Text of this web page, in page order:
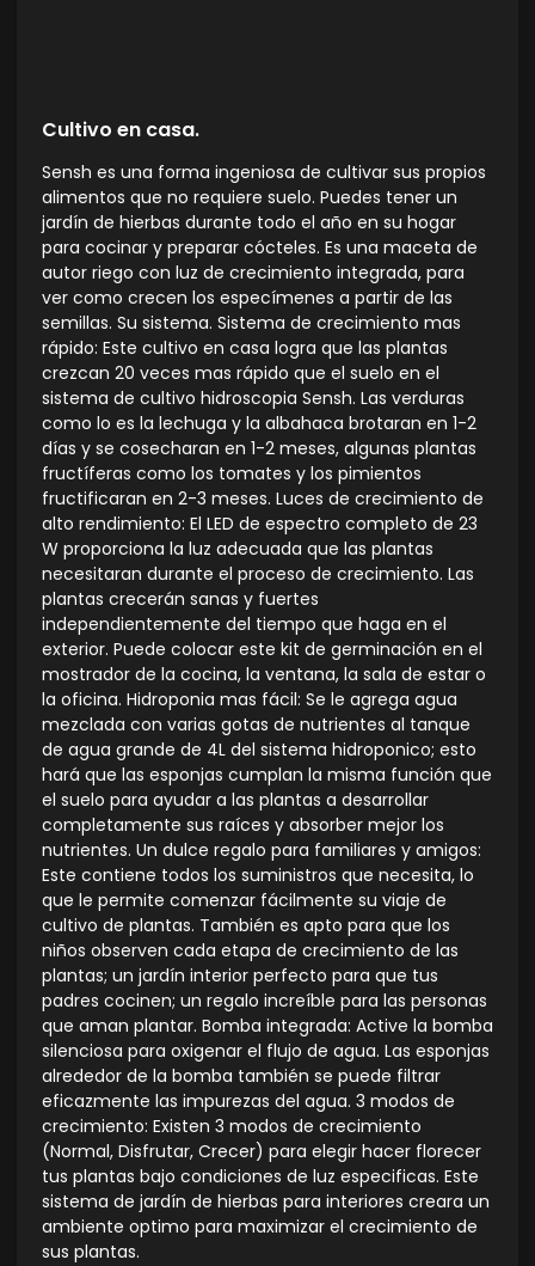
Cultivo en casa.
Sensh es una forma ingeniosa de cultivar sus propios
alimentos que no requiere suelo. Puedes tener un
jardín de hierbas durante todo el año en su hogar
para cocinar y preparar cócteles. Es una maceta de
autor riego con luz de crecimiento integrada, para
ver como crecen los especímenes a partir de las
semillas. Su sistema. Sistema de crecimiento mas
rápido: Este cultivo en casa logra que las plantas
crezcan 20 veces mas rápido que el suelo en el
sistema de cultivo hidroscopia Sensh. Las verduras
como lo es la lechuga y la albahaca brotaran en 1-2
días y se cosecharan en 1-2 meses, algunas plantas
fructíferas como los tomates y los pimientos
fructificaran en 2-3 meses. Luces de crecimiento de
alto rendimiento: El LED de espectro completo de 23
W proporciona la luz adecuada que las plantas
necesitaran durante el proceso de crecimiento. Las
plantas crecerán sanas y fuertes
independientemente del tiempo que haga en el
exterior. Puede colocar este kit de germinación en el
mostrador de la cocina, la ventana, la sala de estar o
la oficina. Hidroponia mas fácil: Se le agrega agua
mezclada con varias gotas de nutrientes al tanque
de agua grande de 4L del sistema hidroponico; esto
hará que las esponjas cumplan la misma función que
el suelo para ayudar a las plantas a desarrollar
completamente sus raíces y absorber mejor los
nutrientes. Un dulce regalo para familiares y amigos:
Este contiene todos los suministros que necesita, lo
que le permite comenzar fácilmente su viaje de
cultivo de plantas. También es apto para que los
niños observen cada etapa de crecimiento de las
plantas; un jardín interior perfecto para que tus
padres cocinen; un regalo increíble para las personas
que aman plantar. Bomba integrada: Active la bomba
silenciosa para oxigenar el flujo de agua. Las esponjas
alrededor de la bomba también se puede filtrar
eficazmente las impurezas del agua. 3 modos de
crecimiento: Existen 3 modos de crecimiento
(Normal, Disfrutar, Crecer) para elegir hacer florecer
tus plantas bajo condiciones de luz especificas. Este
sistema de jardín de hierbas para interiores creara un
ambiente optimo para maximizar el crecimiento de
sus plantas.